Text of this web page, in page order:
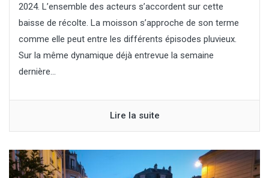
2024. L’ensemble des acteurs s’accordent sur cette
baisse de récolte. La moisson s’approche de son terme
comme elle peut entre les différents épisodes pluvieux.
Sur la même dynamique déjà entrevue la semaine
dernière...
Lire la suite